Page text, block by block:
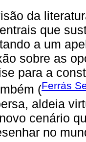
da
que
a um
sobre as
para a
(Ferrás
aldeia
cenário
no